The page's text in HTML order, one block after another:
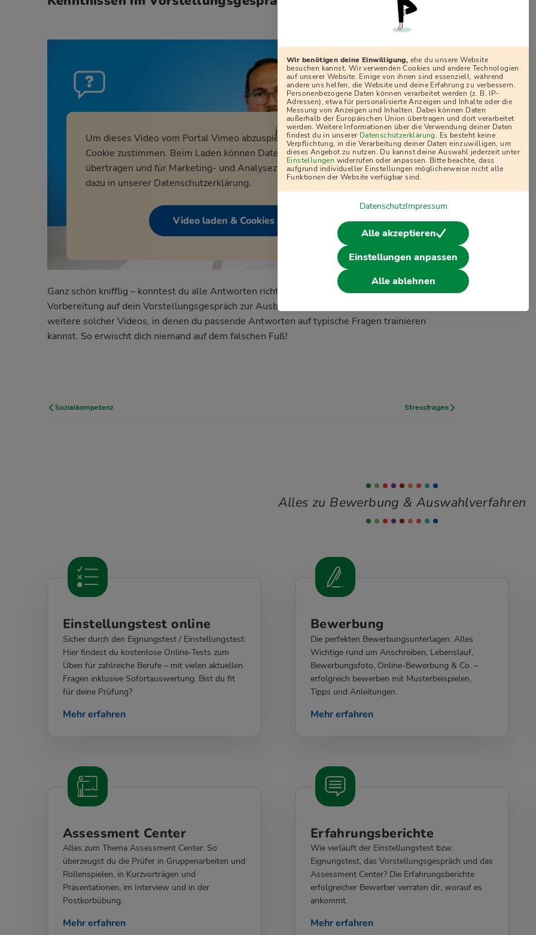
Um dieses Video vom Portal Vimeo abzuspielen, musst du dem Vimeo-
Cookie zustimmen. Beim Laden können Daten an Vimeo und an Drittanbieter
übertragen und für Marketing- und Analysezwecke genutzt werden. Mehr
dazu in unserer Datenschutzerklärung.
Video laden & Cookies akzeptieren
Ganz schön knifflig – konntest du alle Antworten richtig einschätzen? In unseremVideokurs zur
Vorbereitung auf dein Vorstellungsgespräch zur Ausbildung erwarten dich noch über 100
weitere solcher Videos, in denen du passende Antworten auf typische Fragen trainieren
kannst. So erwischt dich niemand auf dem falschen Fuß!
Sozialkompetenz Stressfragen
Alles zu Bewerbung & Auswahlverfahren
Einstellungstest online
Sicher durch den Eignungstest / Einstellungstest:
Hier findest du kostenlose Online-Tests zum
Üben für zahlreiche Berufe – mit vielen aktuellen
Fragen inklusive Sofortauswertung. Bist du fit
für deine Prüfung?
Mehr erfahren
Bewerbung
Die perfekten Bewerbungsunterlagen: Alles
Wichtige rund um Anschreiben, Lebenslauf,
Bewerbungsfoto, Online-Bewerbung & Co. –
erfolgreich bewerben mit Musterbeispielen,
Tipps und Anleitungen.
Mehr erfahren
Assessment Center
Alles zum Thema Assessment Center: So
überzeugst du die Prüfer in Gruppenarbeiten und
Rollenspielen, in Kurzvorträgen und
Präsentationen, im Interview und in der
Postkorbübung.
Mehr erfahren
Erfahrungsberichte
Wie verläuft der Einstellungstest bzw.
Eignungstest, das Vorstellungsgespräch und das
Assessment Center? Die Erfahrungsberichte
erfolgreicher Bewerber verraten dir, worauf es
ankommt.
Mehr erfahren
j
Wir benötigen deine Einwilligung, ehe du unsere Website
besuchen kannst. Wir verwenden Cookies und andere Technologien
auf unserer Website. Einige von ihnen sind essenziell, während
andere uns helfen, die Website und deine Erfahrung zu verbessern.
Personenbezogene Daten können verarbeitet werden (z. B. IP-
Adressen), etwa für personalisierte Anzeigen und Inhalte oder die
Messung von Anzeigen und Inhalten. Dabei können Daten
außerhalb der Europäischen Union übertragen und dort verarbeitet
werden. Weitere Informationen über die Verwendung deiner Daten
findest du in unserer Datenschutzerklärung. Es besteht keine
Verpflichtung, in die Verarbeitung deiner Daten einzuwilligen, um
dieses Angebot zu nutzen. Du kannst deine Auswahl jederzeit unter
Einstellungen widerrufen oder anpassen. Bitte beachte, dass
aufgrund individueller Einstellungen möglicherweise nicht alle
Funktionen der Website verfügbar sind.
DatenschutzImpressum
Alle akzeptieren
Einstellungen anpassen
Alle ablehnen